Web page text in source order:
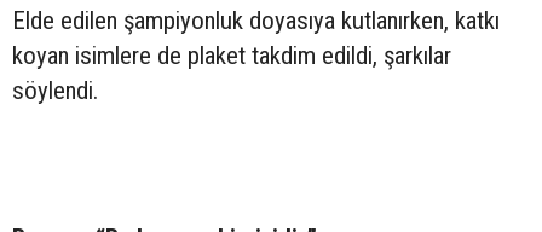
Elde edilen şampiyonluk doyasıya kutlanırken, katkı
koyan isimlere de plaket takdim edildi, şarkılar
söylendi.